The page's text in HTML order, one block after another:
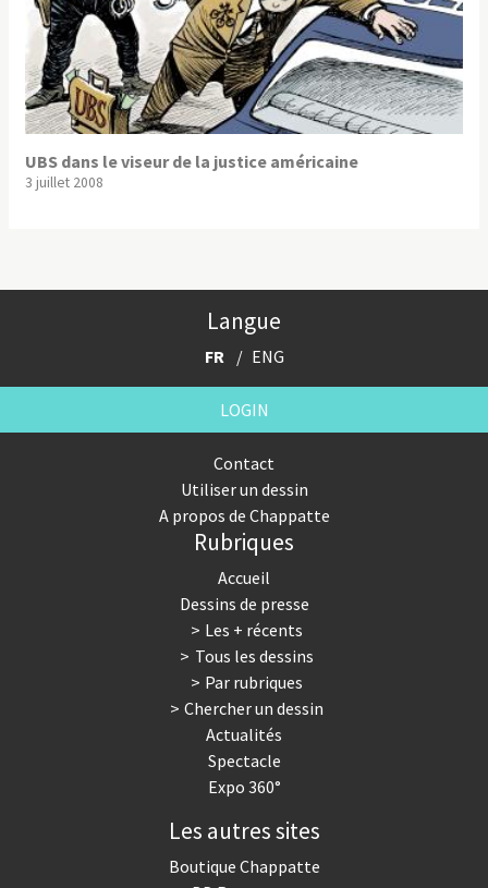
UBS dans le viseur de la justice américaine
3 juillet 2008
Langue
FR ENG
LOGIN
Contact
Utiliser un dessin
A propos de Chappatte
Rubriques
Accueil
Dessins de presse
Les + récents
Tous les dessins
Par rubriques
Chercher un dessin
Actualités
Spectacle
Expo 360°
Les autres sites
Boutique Chappatte